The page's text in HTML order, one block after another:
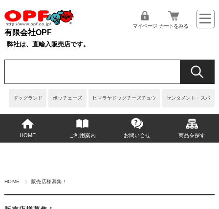
有限会社OPF
弊社は、直輸入販売店です。
ドッグランド ボッチェーズ ヒマラヤドッグチーズチュウ センタメント・スパ
マイページ カートをみる
HOME ご利用案内 お問い合せ 商品を探す
HOME 販売店様募集！